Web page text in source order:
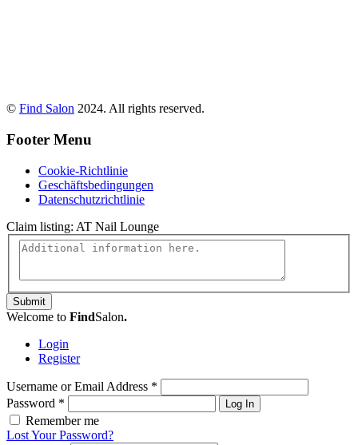
© Find Salon 2024. All rights reserved.
Footer Menu
Cookie-Richtlinie
Geschäftsbedingungen
Datenschutzrichtlinie
Claim listing: AT Nail Lounge
Submit
Welcome to FindSalon.
Login
Register
Username or Email Address *
Password * Log In
Remember me
Lost Your Password?